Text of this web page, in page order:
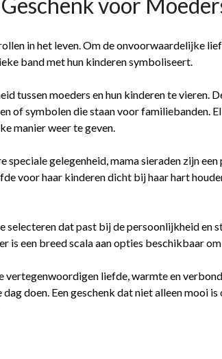
in het leven. Om de onvoorwaardelijke
band met hun kinderen symboliseert.
tussen moeders en hun kinderen te vieren.
of symbolen die staan voor familiebanden.
manier weer te geven.
gelegenheid, mama sieraden zijn
voor haar kinderen dicht bij haar hart
dat past bij de persoonlijkheid en
een breed scala aan opties beschikbaar
vertegenwoordigen liefde, warmte en
doen. Een geschenk dat niet alleen mooi